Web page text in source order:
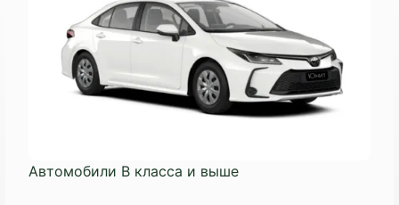
Автомобили B класса и выше